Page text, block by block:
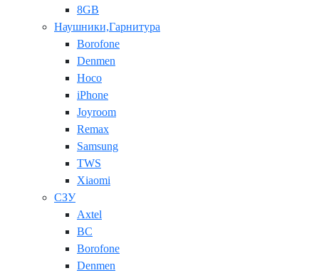
8GB
Наушники,Гарнитура
Borofone
Denmen
Hoco
iPhone
Joyroom
Remax
Samsung
TWS
Xiaomi
СЗУ
Axtel
BC
Borofone
Denmen